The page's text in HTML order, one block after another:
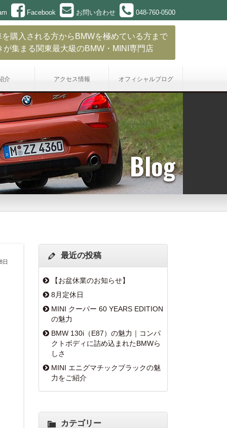
Facebook お問い合わせ 048-760-0500
購入される方からBMWを極めている方まで
が集まる関東最大級のBMW・MINI専門店
介 アクセス情報 オフィシャルブログ
Blog
日
最近の投稿
【お盆休業のお知らせ】
8月定休日
MINI クーパー 60 YEARS EDITION
の魅力
BMW 130i（E87）の魅力｜コンパ
クトボディに詰め込まれたBMWら
しさ
MINI エニグマチックブラックの魅
力をご紹介
カテゴリー